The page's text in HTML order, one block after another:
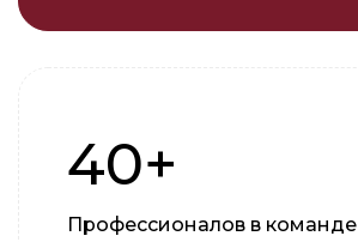
40+
Профессионалов в команде